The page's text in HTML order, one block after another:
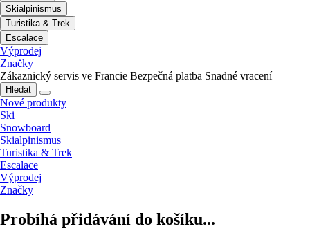
Skialpinismus
Turistika & Trek
Escalace
Výprodej
Značky
Zákaznický servis ve Francie Bezpečná platba Snadné vracení
Hledat
Nové produkty
Ski
Snowboard
Skialpinismus
Turistika & Trek
Escalace
Výprodej
Značky
Probíhá přidávání do košíku...